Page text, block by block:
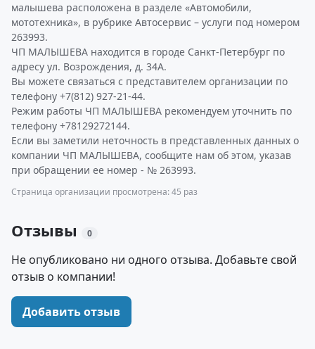
малышева расположена в разделе «Автомобили,
мототехника», в рубрике Автосервис – услуги под номером
263993.
ЧП МАЛЫШЕВА находится в городе Санкт-Петербург по
адресу ул. Возрождения, д. 34А.
Вы можете связаться с представителем организации по
телефону +7(812) 927-21-44.
Режим работы ЧП МАЛЫШЕВА рекомендуем уточнить по
телефону +78129272144.
Если вы заметили неточность в представленных данных о
компании ЧП МАЛЫШЕВА, сообщите нам об этом, указав
при обращении ее номер - № 263993.
Страница организации просмотрена: 45 раз
Отзывы 0
Не опубликовано ни одного отзыва. Добавьте свой
отзыв о компании!
Добавить отзыв